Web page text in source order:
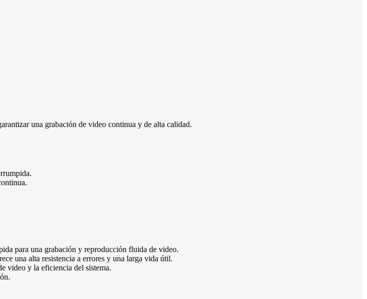
una grabación de video continua y de alta calidad.
para una grabación y reproducción fluida de video.
una alta resistencia a errores y una larga vida útil.
video y la eficiencia del sistema.